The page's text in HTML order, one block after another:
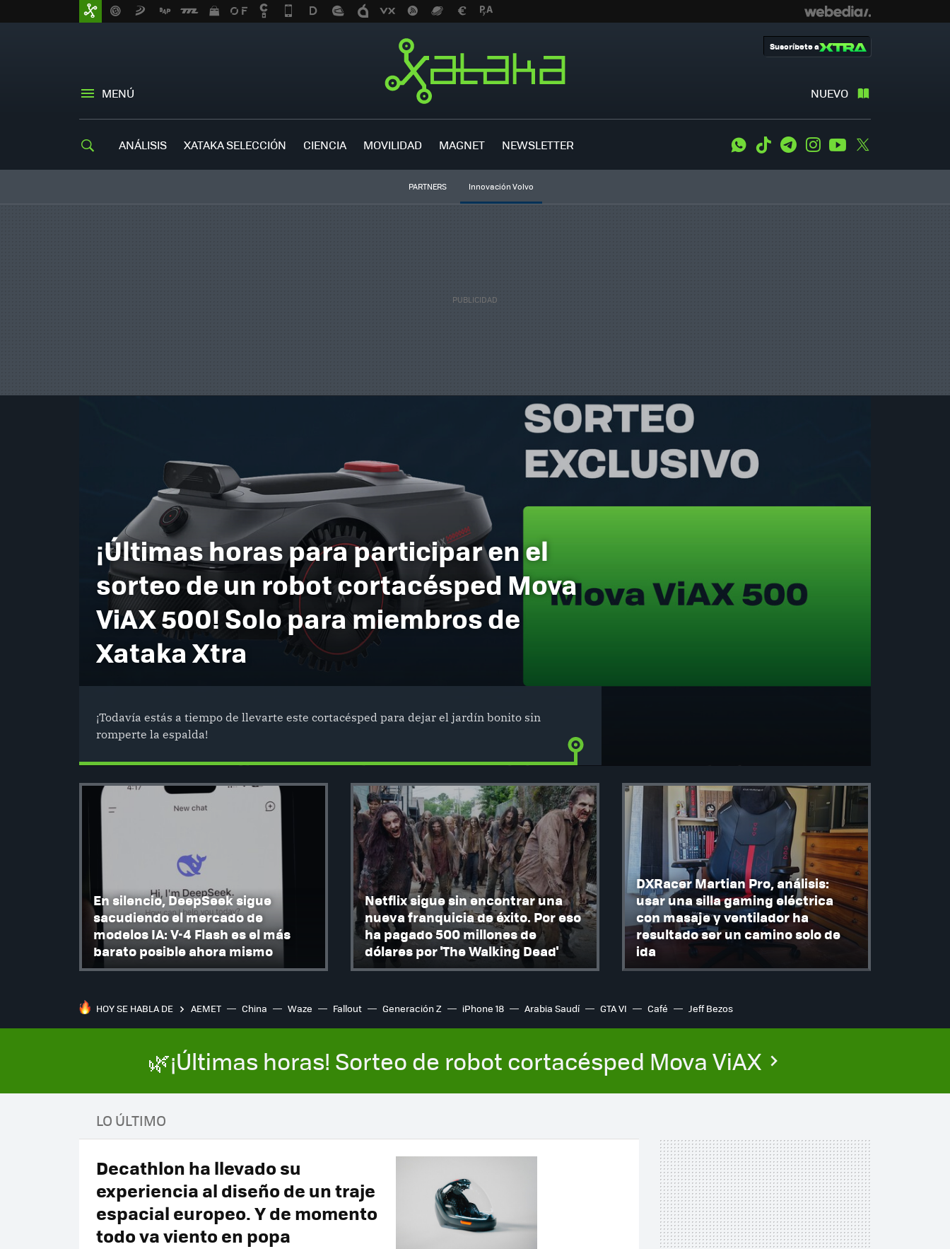
MENÚ NUEVO
Suscríbete a
ANÁLISIS XATAKA SELECCIÓN CIENCIA MOVILIDAD MAGNET NEWSLETTER WhatsApp
Tiktok TelegramInstagramYoutube
PARTNERS Innovación Volvo
¡Últimas horas para participar en el
sorteo de un robot cortacésped Mova
ViAX 500! Solo para miembros de
Xataka Xtra
¡Todavía estás a tiempo de llevarte este cortacésped para dejar el jardín bonito sin
romperte la espalda!
En silencio, DeepSeek sigue
sacudiendo el mercado de
modelos IA: V-4 Flash es el más
barato posible ahora mismo
Netflix sigue sin encontrar una
nueva franquicia de éxito. Por eso
ha pagado 500 millones de
dólares por 'The Walking Dead'
DXRacer Martian Pro, análisis:
usar una silla gaming eléctrica
con masaje y ventilador ha
resultado ser un camino solo de
ida
HOY SE HABLA DE AEMET China Waze Fallout Generación Z iPhone 18 Arabia Saudí GTA VI Café Jeff Bezos
🌿¡Últimas horas! Sorteo de robot cortacésped Mova ViAX
LO ÚLTIMO
Decathlon ha llevado su
experiencia al diseño de un traje
espacial europeo. Y de momento
todo va viento en popa